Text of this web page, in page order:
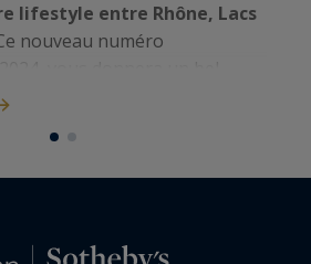
lifestyle entre Rhône, Lacs
nouveau numéro
de notre belle région.